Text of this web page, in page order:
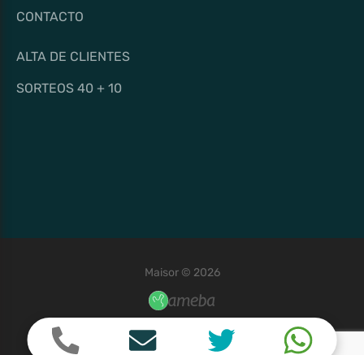
CONTACTO
ALTA DE CLIENTES
SORTEOS 40 + 10
Maisor © 2026